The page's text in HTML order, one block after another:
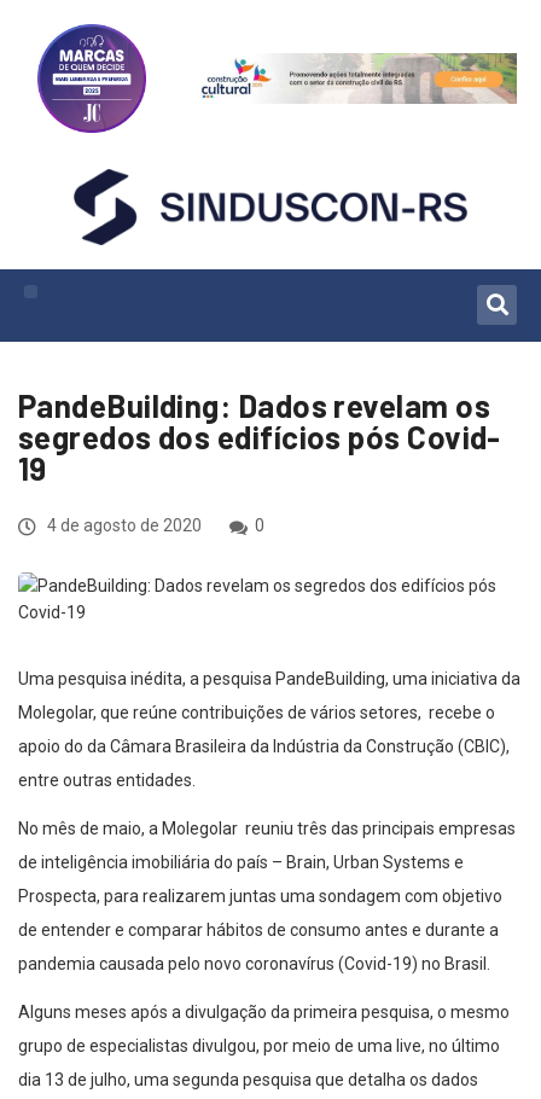
PandeBuilding: Dados revelam os
segredos dos edifícios pós Covid-
19
4 de agosto de 2020 0
Uma pesquisa inédita, a pesquisa PandeBuilding, uma iniciativa da
Molegolar, que reúne contribuições de vários setores, recebe o
apoio do da Câmara Brasileira da Indústria da Construção (CBIC),
entre outras entidades.
No mês de maio, a Molegolar reuniu três das principais empresas
de inteligência imobiliária do país – Brain, Urban Systems e
Prospecta, para realizarem juntas uma sondagem com objetivo
de entender e comparar hábitos de consumo antes e durante a
pandemia causada pelo novo coronavírus (Covid-19) no Brasil.
Alguns meses após a divulgação da primeira pesquisa, o mesmo
grupo de especialistas divulgou, por meio de uma live, no último
dia 13 de julho, uma segunda pesquisa que detalha os dados